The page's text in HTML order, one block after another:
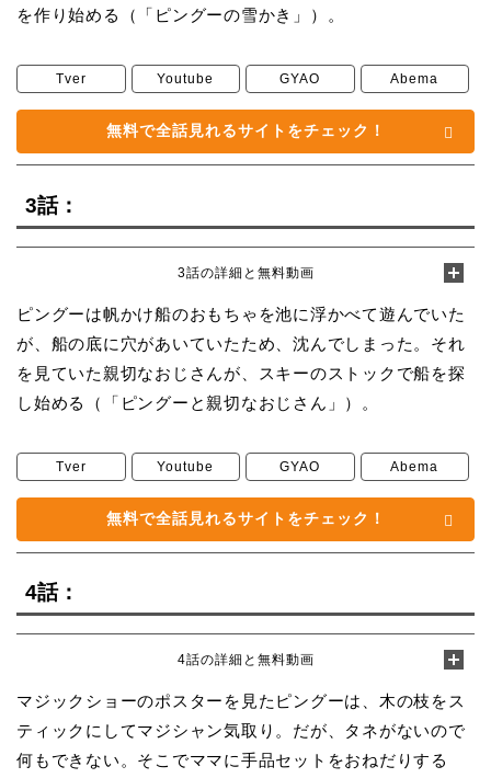
を作り始める（「ピングーの雪かき」）。
Tver Youtube GYAO Abema
無料で全話見れるサイトをチェック！
3話：
3話の詳細と無料動画
ピングーは帆かけ船のおもちゃを池に浮かべて遊んでいた
が、船の底に穴があいていたため、沈んでしまった。それ
を見ていた親切なおじさんが、スキーのストックで船を探
し始める（「ピングーと親切なおじさん」）。
Tver Youtube GYAO Abema
無料で全話見れるサイトをチェック！
4話：
4話の詳細と無料動画
マジックショーのポスターを見たピングーは、木の枝をス
ティックにしてマジシャン気取り。だが、タネがないので
何もできない。そこでママに手品セットをおねだりする